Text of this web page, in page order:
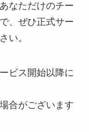
なただけのチー
、ぜひ正式サー
い。
ビス開始以降に
合がございます